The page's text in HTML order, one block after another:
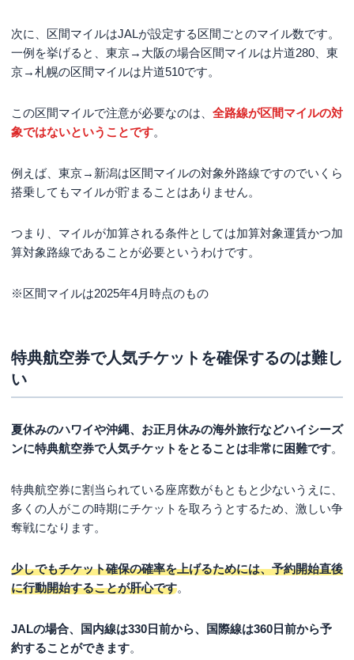
次に、区間マイルはJALが設定する区間ごとのマイル数です。
一例を挙げると、東京→大阪の場合区間マイルは片道280、東
京→札幌の区間マイルは片道510です。
この区間マイルで注意が必要なのは、 全路線が区間マイルの対
象ではないということです。
例えば、東京→新潟は区間マイルの対象外路線ですのでいくら
搭乗してもマイルが貯まることはありません。
つまり、マイルが加算される条件としては加算対象運賃かつ加
算対象路線であることが必要というわけです。
※区間マイルは2025年4月時点のもの
特典航空券で人気チケットを確保するのは難し
い
夏休みのハワイや沖縄、お正月休みの海外旅行などハイシーズ
ンに特典航空券で人気チケットをとることは非常に困難です。
特典航空券に割当られている座席数がもともと少ないうえに、
多くの人がこの時期にチケットを取ろうとするため、激しい争
奪戦になります。
少しでもチケット確保の確率を上げるためには、予約開始直後
に行動開始することが肝心です。
JALの場合、国内線は330日前から、国際線は360日前から予
約することができます。